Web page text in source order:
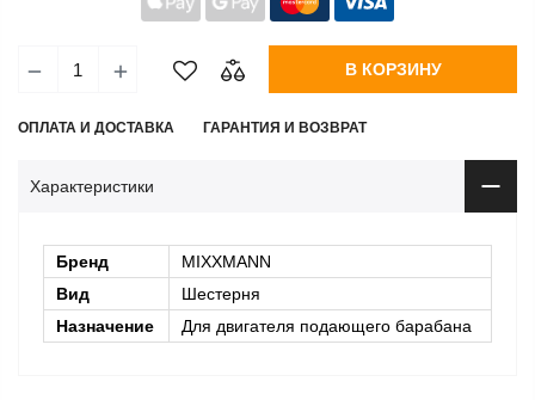
В КОРЗИНУ
ОПЛАТА И ДОСТАВКА ГАРАНТИЯ И ВОЗВРАТ
Характеристики
Бренд
MIXXMANN
Вид
Шестерня
Назначение
Для двигателя подающего барабана